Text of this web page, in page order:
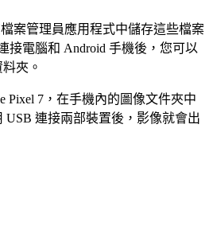
案管理員應用程式中儲存這些檔案
接電腦和 Android 手機後，您可以
夾。
Pixel 7，在手機內的圖像文件夾中
USB 連接兩部裝置後，影像就會出